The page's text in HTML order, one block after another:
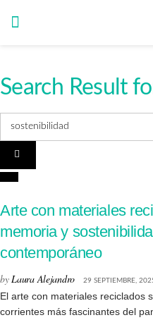
Search Result
Arte con materiales
memoria y
contemporáneo
by Laura Alejandro 29 SEPTIEMBRE,
El arte con materiales reciclados
corrientes más fascinantes del